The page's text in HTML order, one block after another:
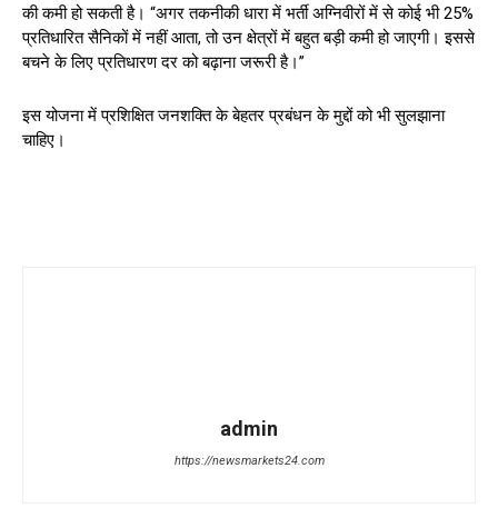
की कमी हो सकती है। “अगर तकनीकी धारा में भर्ती अग्निवीरों में से कोई भी 25%
प्रतिधारित सैनिकों में नहीं आता, तो उन क्षेत्रों में बहुत बड़ी कमी हो जाएगी। इससे
बचने के लिए प्रतिधारण दर को बढ़ाना जरूरी है।”
इस योजना में प्रशिक्षित जनशक्ति के बेहतर प्रबंधन के मुद्दों को भी सुलझाना
चाहिए।
admin
https://newsmarkets24.com